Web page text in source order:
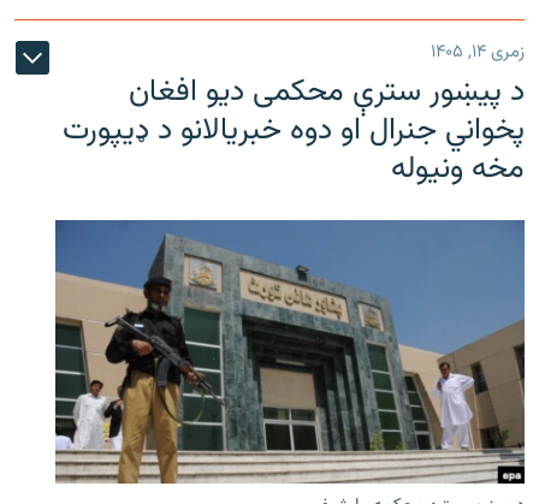
زمری ۱۴, ۱۴۰۵
د پیښور سترې محکمی دیو افغان
پخواني جنرال او دوه خبریالانو د ډیپورت
مخه ونیوله